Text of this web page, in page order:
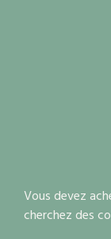
Vous devez
cherchez des